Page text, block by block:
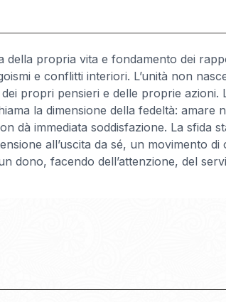
propria vita e fondamento dei
e conflitti interiori. L’unità non
propri pensieri e delle proprie azioni.
la dimensione della fedeltà: amare
dà immediata soddisfazione. La sfida
all’uscita da sé, un movimento
dono, facendo dell’attenzione, del